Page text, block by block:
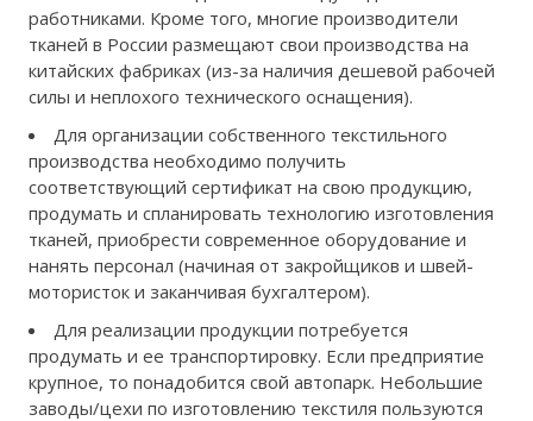
работниками. Кроме того, многие производители
тканей в России размещают свои производства на
китайских фабриках (из-за наличия дешевой рабочей
силы и неплохого технического оснащения).
Для организации собственного текстильного
производства необходимо получить
соответствующий сертификат на свою продукцию,
продумать и спланировать технологию изготовления
тканей, приобрести современное оборудование и
нанять персонал (начиная от закройщиков и швей-
мотористок и заканчивая бухгалтером).
Для реализации продукции потребуется
продумать и ее транспортировку. Если предприятие
крупное, то понадобится свой автопарк. Небольшие
заводы/цехи по изготовлению текстиля пользуются